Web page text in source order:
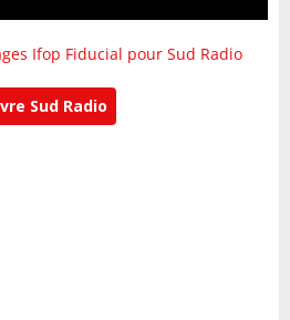
Ifop Fiducial pour Sud Radio
Sud Radio